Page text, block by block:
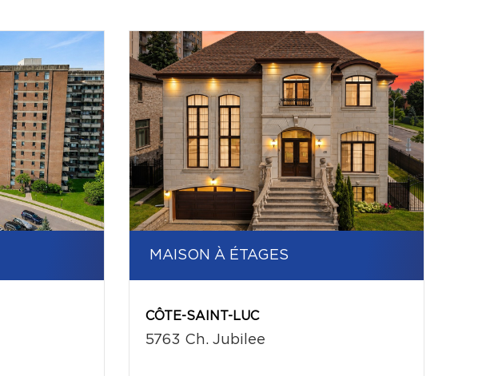
MAISON À ÉTAGES
CÔTE-SAINT-LUC
5763 Ch. Jubilee